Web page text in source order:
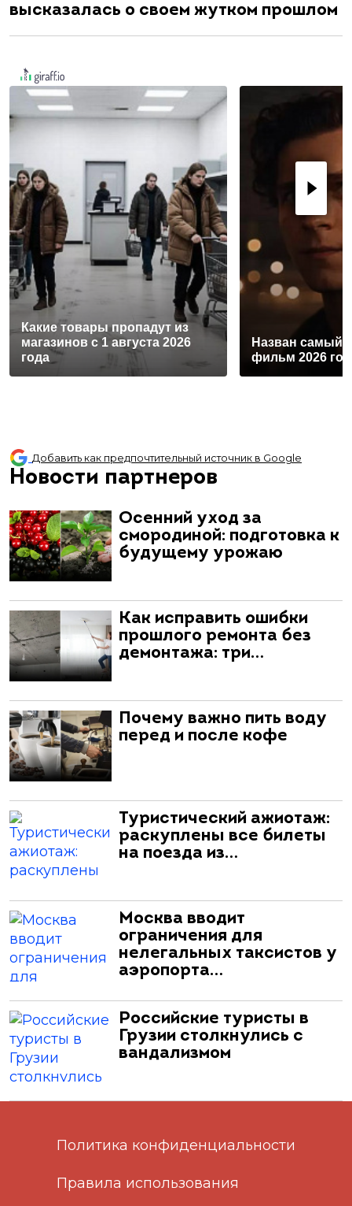
высказалась о своем жутком прошлом
Какие товары пропадут из
магазинов с 1 августа 2026
года
Назван самый
фильм 2026
Добавить как предпочтительный источник в Google
Новости партнеров
Осенний уход за
смородиной: подготовка к
будущему урожаю
Как исправить ошибки
прошлого ремонта без
демонтажа: три…
Почему важно пить воду
перед и после кофе
Туристический ажиотаж:
раскуплены все билеты
на поезда из…
Москва вводит
ограничения для
нелегальных таксистов у
аэропорта…
Российские туристы в
Грузии столкнулись с
вандализмом
Политика конфиденциальности
Правила использования